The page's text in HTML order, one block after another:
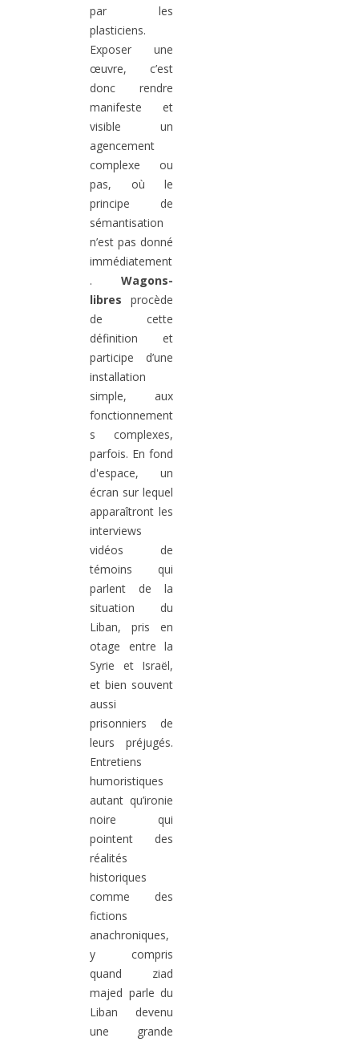
par les
plasticiens.
Exposer une
œuvre, c’est
donc rendre
manifeste et
visible un
agencement
complexe ou
pas, où le
principe de
sémantisation
n’est pas donné
immédiatement
. Wagons-
libres procède
de cette
définition et
participe d’une
installation
simple, aux
fonctionnement
s complexes,
parfois. En fond
d'espace, un
écran sur lequel
apparaîtront les
interviews
vidéos de
témoins qui
parlent de la
situation du
Liban, pris en
otage entre la
Syrie et Israël,
et bien souvent
aussi
prisonniers de
leurs préjugés.
Entretiens
humoristiques
autant qu’ironie
noire qui
pointent des
réalités
historiques
comme des
fictions
anachroniques,
y compris
quand ziad
majed parle du
Liban devenu
une grande